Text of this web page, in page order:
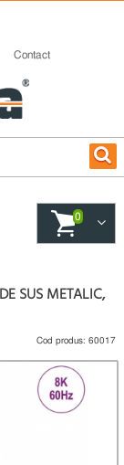
Contact
0
SUS METALIC,
Cod produs: 60017